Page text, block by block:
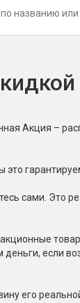
Светящиеся
Фонтаны в
Конфетти,
Небесные
Елочные
Акция –
сами. Это
если
его